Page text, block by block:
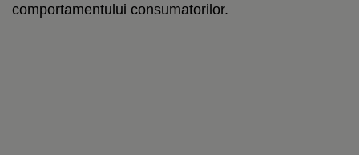
comportamentului consumatorilor.